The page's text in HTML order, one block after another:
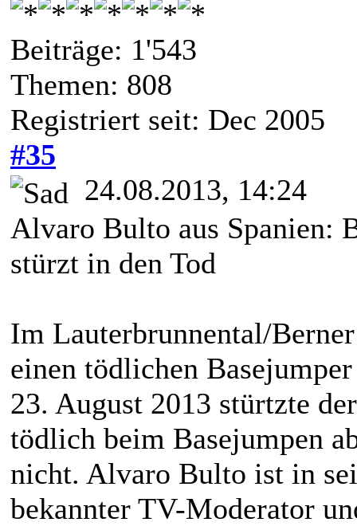
Beiträge: 1'543
Themen: 808
Registriert seit: Dec 2005
#35
24.08.2013, 14:24
Alvaro Bulto aus Spanien:
stürzt in den Tod
Im Lauterbrunnental/
einen tödlichen
23. August 2013 stürtzte
tödlich beim Basejumpen
nicht. Alvaro Bulto ist in
bekannter TV-Moderator